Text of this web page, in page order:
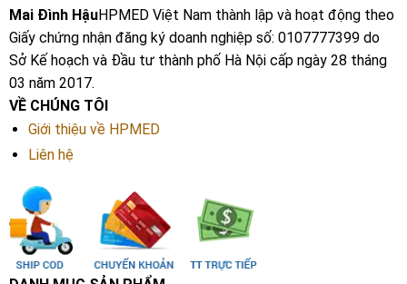
Mai Đình HậuHPMED Việt Nam thành lập và hoạt động theo
Giấy chứng nhận đăng ký doanh nghiệp số: 0107777399 do
Sở Kế hoạch và Đầu tư thành phố Hà Nội cấp ngày 28 tháng
03 năm 2017.
VỀ CHÚNG TÔI
Giới thiệu về HPMED
Liên hệ